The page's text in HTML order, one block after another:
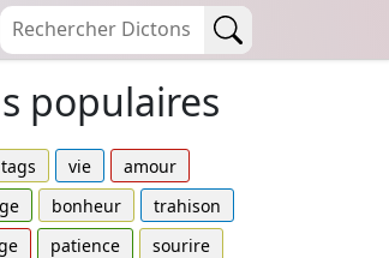
populaires
vie
amour
bonheur
trahison
patience
sourire